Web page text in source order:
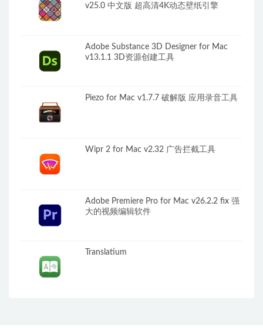
v25.0 中文版 超高清4K动态壁纸引擎
Adobe Substance 3D Designer for Mac
v13.1.1 3D资源创建工具
Piezo for Mac v1.7.7 破解版 应用录音工具
Wipr 2 for Mac v2.32 广告拦截工具
Adobe Premiere Pro for Mac v26.2.2 fix 强
大的视频编辑软件
Translatium